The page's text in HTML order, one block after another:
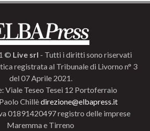
© Live srl - Tutti i diritti sono riservati
registrata al Tribunale di Livorno n° 3
del 07 Aprile 2021.
Viale Teseo Tesei 12 Portoferraio
Chillèdirezione@elbapress.it
01891420497 registro delle imprese
Maremma e Tirreno